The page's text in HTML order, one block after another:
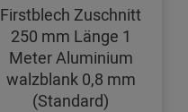
Firstblech Zuschnitt
250 mm Länge 1
Meter Aluminium
walzblank 0,8 mm
(Standard)